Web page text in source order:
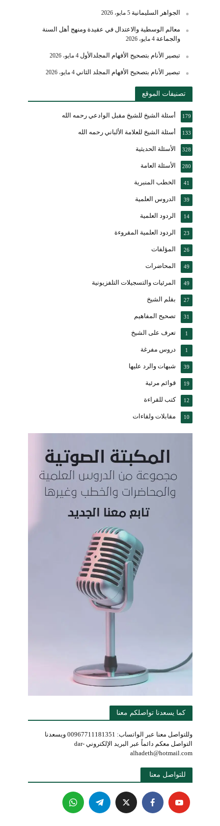
الجواهر السليمانية 5 مايو، 2026
معالم الوسطية والاعتدال في عقيدة ومنهج أهل السنة
والجماعة 4 مايو، 2026
تبصير الأنام بتصحيح الأفهام المجلدالأول 4 مايو، 2026
تبصير الأنام بتصحيح الأفهام المجلد الثاني 4 مايو، 2026
تصنيفات الموقع
أسئلة الشيخ للشيخ مقبل الوادعي رحمه الله 179
أسئلة الشيخ للعلامة الألباني رحمه الله 133
الأسئلة الحديثية 328
الأسئلة العامة 280
الخطب المنبرية 41
الدروس العلمية 39
الردود العلمية 14
الردود العلمية المقروءة 23
المؤلفات 26
المحاضرات 49
المرئيات والتسجيلات التلفزيونية 49
بقلم الشيخ 27
تصحيح المفاهيم 31
تعرف على الشيخ 1
دروس مفرغة 1
شبهات والرد عليها 39
قوائم مرئية 19
كتب للقراءة 12
مقابلات ولقاءات 10
كما يسعدنا تواصلكم معنا
وللتواصل معنا عبر الواتساب: 00967711181351 ويسعدنا
التواصل معكم دائماً عبر البريد الإلكتروني dar-
alhadeth@hotmail.com
للتواصل معنا